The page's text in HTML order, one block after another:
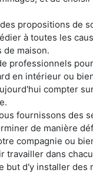
propositions de
à toutes les
de maison.
professionnels
en intérieur ou
compter
fournissons des
de manière
compagnie ou
travailler dans
but d'y installer des